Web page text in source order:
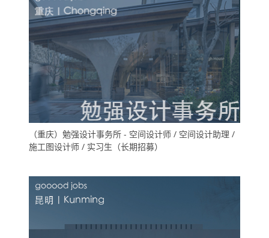
（重庆）勉强设计事务所 - 空间设计师 / 空间设计助理 /
施工图设计师 / 实习生（长期招募）